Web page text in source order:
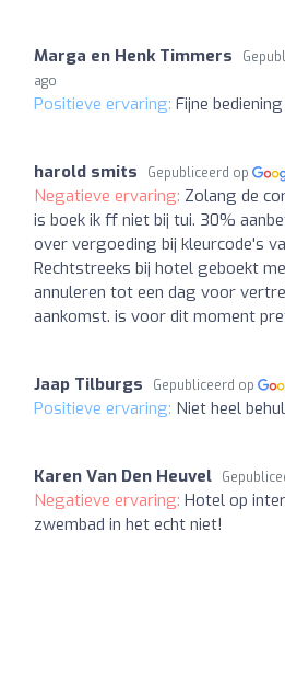
Marga en Henk Timmers
ago
Positieve ervaring: Fijne
harold smits Gepubliceerd op
Negatieve ervaring: Zolang de
is boek ik ff niet bij tui. 30%
over vergoeding bij kleurcode's
Rechtstreeks bij hotel geboekt
annuleren tot een dag voor
aankomst. is voor dit moment
Jaap Tilburgs Gepubliceerd op
Positieve ervaring: Niet heel
Karen Van Den Heuvel
Negatieve ervaring: Hotel op
zwembad in het echt niet!